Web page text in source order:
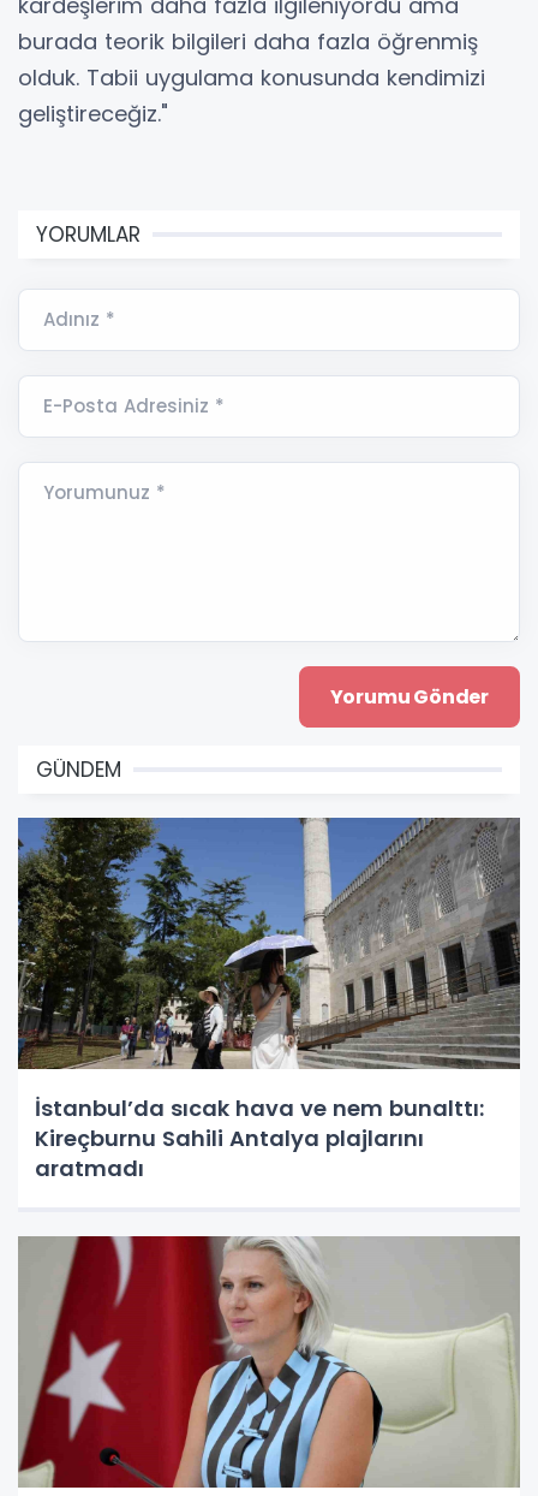
burada teorik bilgileri daha fazla öğrenmiş
olduk. Tabii uygulama konusunda kendimizi
geliştireceğiz."
YORUMLAR
Adınız *
E-Posta Adresiniz *
Yorumunuz *
GÜNDEM
İstanbul’da sıcak hava ve nem bunalttı:
Kireçburnu Sahili Antalya plajlarını
aratmadı